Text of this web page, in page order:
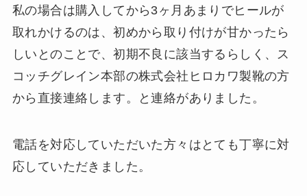
私の場合は購入してから3ヶ月あまりでヒールが
取れかけるのは、初めから取り付けが甘かったら
しいとのことで、初期不良に該当するらしく、ス
コッチグレイン本部の株式会社ヒロカワ製靴の方
から直接連絡します。と連絡がありました。
電話を対応していただいた方々はとても丁寧に対
応していただきました。